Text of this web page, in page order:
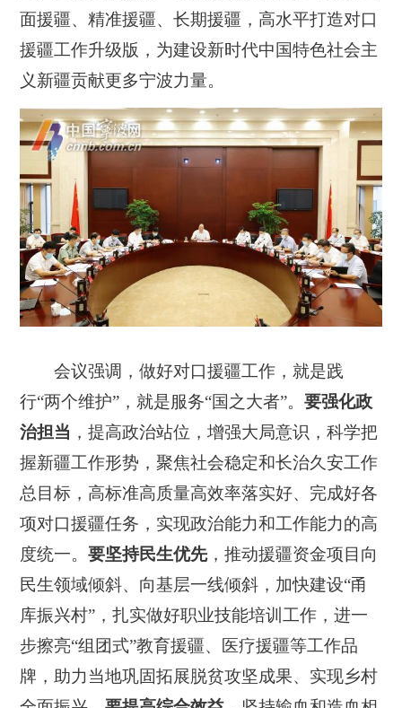
面援疆、精准援疆、长期援疆，高水平打造对口
援疆工作升级版，为建设新时代中国特色社会主
义新疆贡献更多宁波力量。
会议强调，做好对口援疆工作，就是践
行“两个维护”，就是服务“国之大者”。要强化政
治担当 ，提高政治站位，增强大局意识，科学把
握新疆工作形势，聚焦社会稳定和长治久安工作
总目标，高标准高质量高效率落实好、完成好各
项对口援疆任务，实现政治能力和工作能力的高
度统一。要坚持民生优先，推动援疆资金项目向
民生领域倾斜、向基层一线倾斜，加快建设“甬
库振兴村”，扎实做好职业技能培训工作，进一
步擦亮“组团式”教育援疆、医疗援疆等工作品
牌，助力当地巩固拓展脱贫攻坚成果、实现乡村